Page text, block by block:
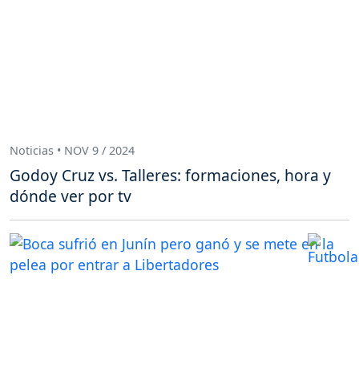
Noticias • NOV 9 / 2024
Godoy Cruz vs. Talleres: formaciones, hora y
dónde ver por tv